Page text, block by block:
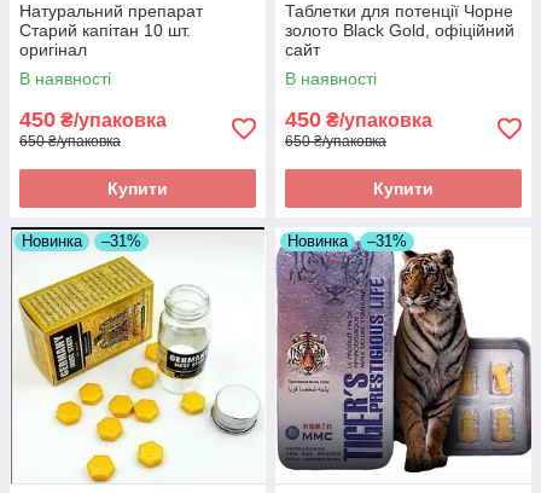
Натуральний препарат
Старий капітан 10 шт.
оригінал
В наявності
450 ₴/упаковка
650 ₴/упаковка
Купити
Таблетки для потенції Чорне
золото Black Gold, офіційний
сайт
В наявності
450 ₴/упаковка
650 ₴/упаковка
Купити
Новинка –31% Новинка –31%